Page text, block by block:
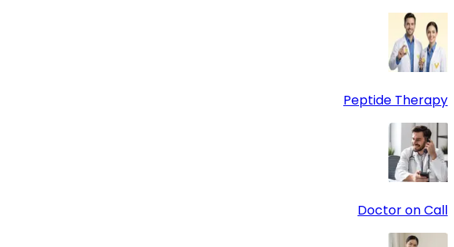
Peptide Therapy
Doctor on Call